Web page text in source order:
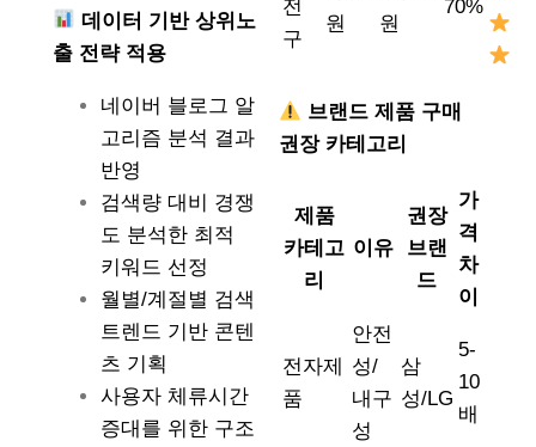
데이터 기반 상위노
출 전략 적용
네이버 블로그 알
고리즘 분석 결과
반영
검색량 대비 경쟁
도 분석한 최적
키워드 선정
월별/계절별 검색
트렌드 기반 콘텐
츠 기획
사용자 체류시간
증대를 위한 구조
전
구
원
원
70%
브랜드 제품 구매
권장 카테고리
제품
카테고
리
이유
권장
브랜
드
가
격
차
이
전자제
품
안전
성/
내구
성
삼
성/LG
5-
10
배